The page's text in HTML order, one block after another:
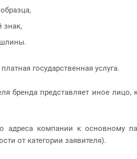
знак,
государственная услуга.
бренда представляет иное
адреса компании к основному
от категории заявителя).